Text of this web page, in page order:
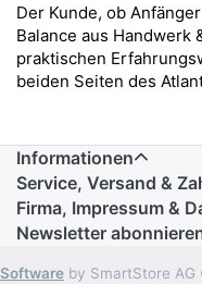
Der Kunde, ob
Balance aus Handwerk
praktischen
beiden Seiten des
Informationen
Service, Versand &
Firma, Impressum &
Newsletter
Software by SmartStore